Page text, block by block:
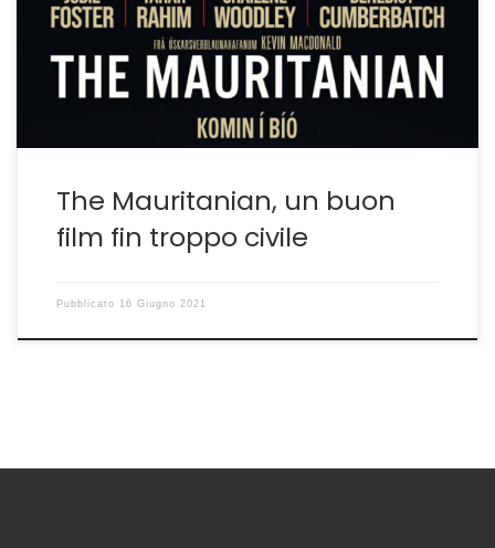
cosidetto cinema civile, attraverso cui gli Usa-la
coproduzione però è della britannica BBC- sembrano
accusarsi di nefandezze per poi assolvere la coscienza
autodenunciandosi. Si parla di […]
The Mauritanian, un buon
film fin troppo civile
Pubblicato 16 Giugno 2021